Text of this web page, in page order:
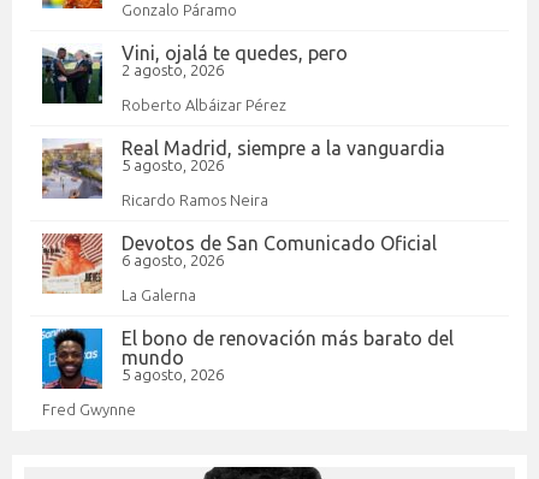
Gonzalo Páramo
Vini, ojalá te quedes, pero
2 agosto, 2026
Roberto Albáizar Pérez
Real Madrid, siempre a la vanguardia
5 agosto, 2026
Ricardo Ramos Neira
Devotos de San Comunicado Oficial
6 agosto, 2026
La Galerna
El bono de renovación más barato del
mundo
5 agosto, 2026
Fred Gwynne